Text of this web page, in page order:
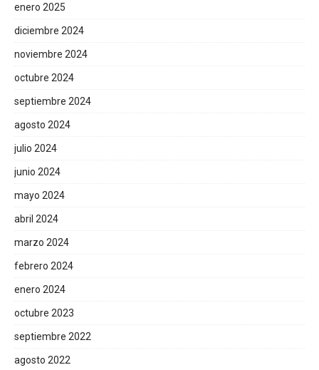
enero 2025
diciembre 2024
noviembre 2024
octubre 2024
septiembre 2024
agosto 2024
julio 2024
junio 2024
mayo 2024
abril 2024
marzo 2024
febrero 2024
enero 2024
octubre 2023
septiembre 2022
agosto 2022